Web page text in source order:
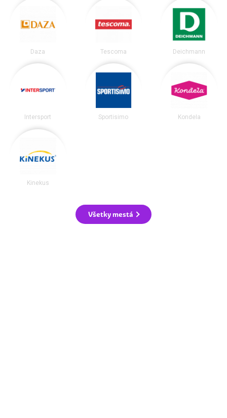
Daza Tescoma Deichmann
Intersport Sportisimo Kondela
Kinekus
Všetky mestá